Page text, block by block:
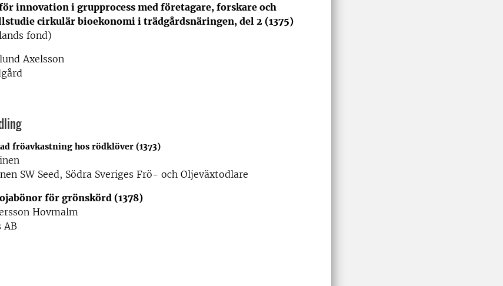
innovation i grupprocess med företagare, forskare och
cirkulär bioekonomi i trädgårdsnäringen, del 2 (1375)
fond)
Axelsson
fröavkastning hos rödklöver (1373)
SW Seed, Södra Sveriges Frö- och Oljeväxtodlare
för grönskörd (1378)
Hovmalm
AB